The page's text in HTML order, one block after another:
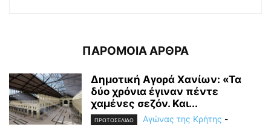
ΠΑΡΟΜΟΙΑ ΑΡΘΡΑ
Δημοτική Αγορά Χανίων: «Τα
δύο χρόνια έγιναν πέντε
χαμένες σεζόν. Και...
ΠΡΩΤΟΣΕΛΙΔΟ Αγώνας της Κρήτης -